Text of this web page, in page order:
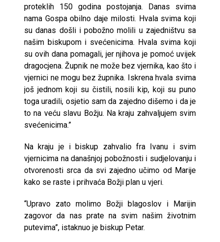
proteklih 150 godina postojanja. Danas svima
nama Gospa obilno daje milosti. Hvala svima koji
su danas došli i pobožno molili u zajedništvu sa
našim biskupom i svećenicima. Hvala svima koji
su ovih dana pomagali, jer njihova je pomoć uvijek
dragocjena. Župnik ne može bez vjernika, kao što i
vjernici ne mogu bez župnika. Iskrena hvala svima
još jednom koji su čistili, nosili kip, koji su puno
toga uradili, osjetio sam da zajedno dišemo i da je
to na veću slavu Božju. Na kraju zahvaljujem svim
svećenicima.”
Na kraju je i biskup zahvalio fra Ivanu i svim
vjernicima na današnjoj pobožnosti i sudjelovanju i
otvorenosti srca da svi zajedno učimo od Marije
kako se raste i prihvaća Božji plan u vjeri.
“Upravo zato molimo Božji blagoslov i Marijin
zagovor da nas prate na svim našim životnim
putevima”, istaknuo je biskup Petar.